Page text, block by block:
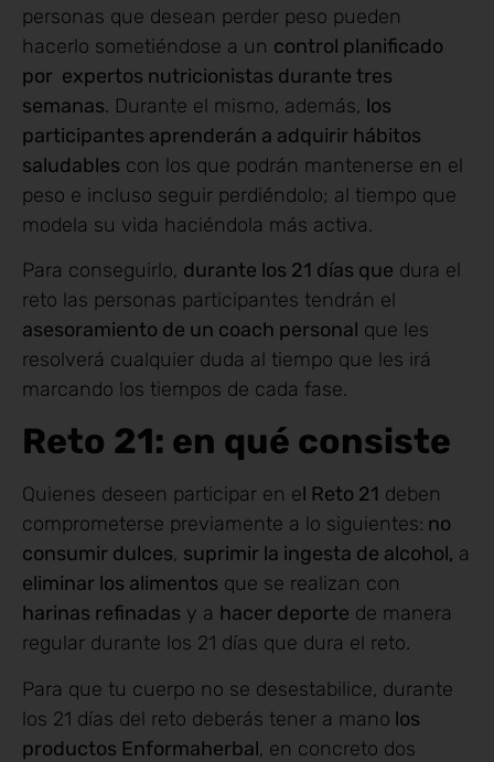
personas que desean perder peso pueden
hacerlo sometiéndose a un control planificado
por expertos nutricionistas durante tres
semanas. Durante el mismo, además, los
participantes aprenderán a adquirir hábitos
saludables con los que podrán mantenerse en el
peso e incluso seguir perdiéndolo; al tiempo que
modela su vida haciéndola más activa.
Para conseguirlo, durante los 21 días que dura el
reto las personas participantes tendrán el
asesoramiento de un coach personal que les
resolverá cualquier duda al tiempo que les irá
marcando los tiempos de cada fase.
Reto 21: en qué consiste
Quienes deseen participar en el Reto 21 deben
comprometerse previamente a lo siguientes: no
consumir dulces, suprimir la ingesta de alcohol, a
eliminar los alimentos que se realizan con
harinas refinadas y a hacer deporte de manera
regular durante los 21 días que dura el reto.
Para que tu cuerpo no se desestabilice, durante
los 21 días del reto deberás tener a mano los
productos Enformaherbal, en concreto dos